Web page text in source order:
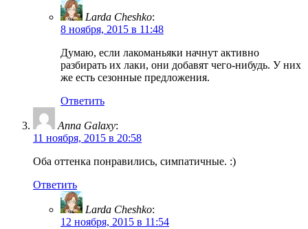
Larda Cheshko:
8 ноября, 2015 в 11:48
Думаю, если лакоманьяки начнут активно
разбирать их лаки, они добавят чего-нибудь. У них
же есть сезонные предложения.
Ответить
Anna Galaxy:
11 ноября, 2015 в 20:58
Оба оттенка понравились, симпатичные. :)
Ответить
Larda Cheshko:
12 ноября, 2015 в 11:54